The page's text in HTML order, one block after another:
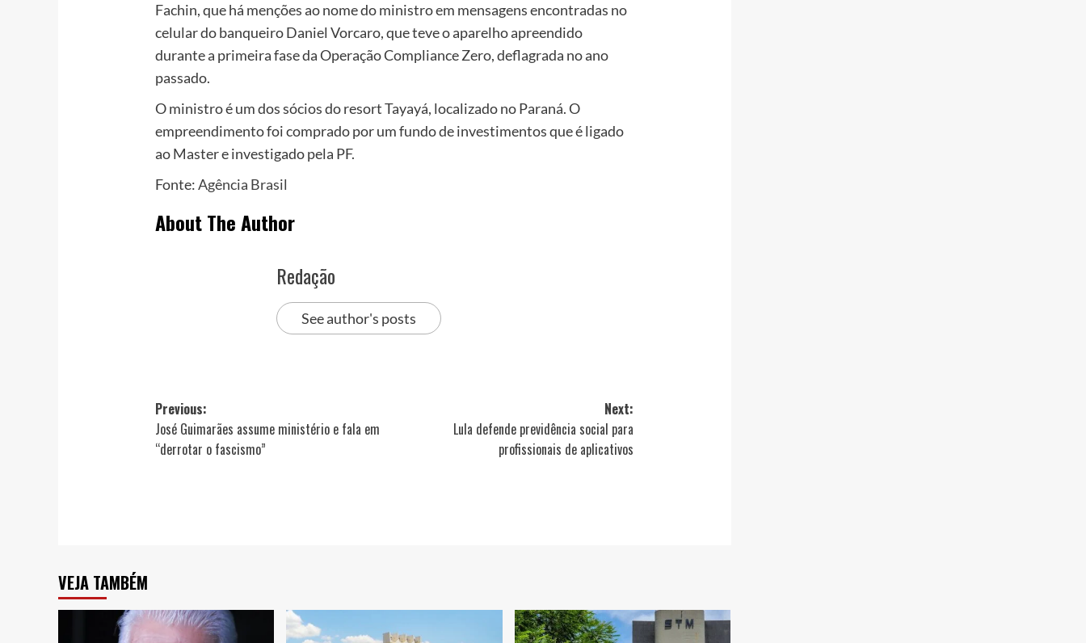
Fachin, que há menções ao nome do ministro em mensagens encontradas no
celular do banqueiro Daniel Vorcaro, que teve o aparelho apreendido
durante a primeira fase da Operação Compliance Zero, deflagrada no ano
passado.
O ministro é um dos sócios do resort Tayayá, localizado no Paraná. O
empreendimento foi comprado por um fundo de investimentos que é ligado
ao Master e investigado pela PF.
Fonte:Agência Brasil
About The Author
Redação
See author's posts
Post
navigation
Previous:
José Guimarães assume ministério e fala em
“derrotar o fascismo”
Next:
Lula defende previdência social para
profissionais de aplicativos
VEJA TAMBÉM